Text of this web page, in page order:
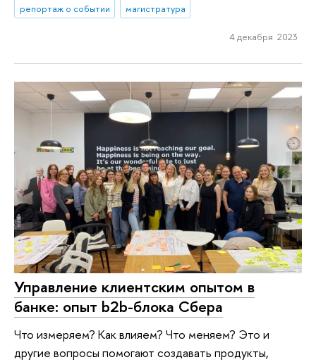
репортаж о событии
магистратура
4 декабря 2023
Управление клиентским опытом в
банке: опыт b2b-блока Сбера
Что измеряем? Как влияем? Что меняем? Это и
другие вопросы помогают создавать продукты,